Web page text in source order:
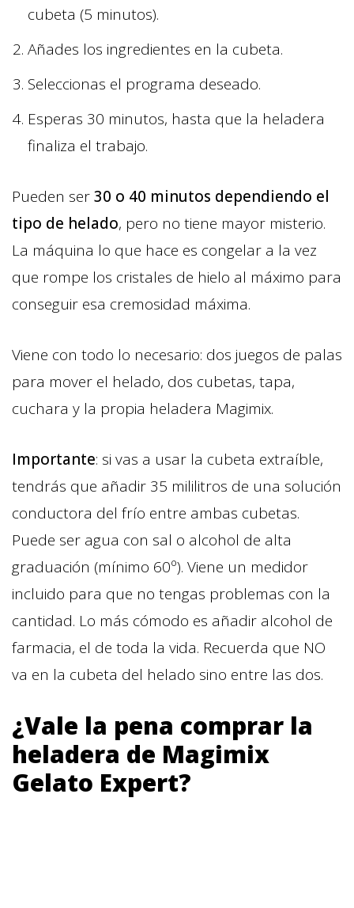
cubeta (5 minutos).
Añades los ingredientes en la cubeta.
Seleccionas el programa deseado.
Esperas 30 minutos, hasta que la heladera
finaliza el trabajo.
Pueden ser30 o 40 minutos dependiendo el
tipo de helado, pero no tiene mayor misterio.
La máquina lo que hace es congelar a la vez
que rompe los cristales de hielo al máximo para
conseguir esa cremosidad máxima.
Viene con todo lo necesario: dos juegos de palas
para mover el helado, dos cubetas, tapa,
cuchara y la propia heladera Magimix.
Importante: si vas a usar la cubeta extraíble,
tendrás que añadir 35 mililitros de una solución
conductora del frío entre ambas cubetas.
Puede ser agua con sal o alcohol de alta
graduación (mínimo 60º). Viene un medidor
incluido para que no tengas problemas con la
cantidad. Lo más cómodo es añadir alcohol de
farmacia, el de toda la vida. Recuerda que NO
va en la cubeta del helado sino entre las dos.
¿Vale la pena comprar la
heladera de Magimix
Gelato Expert?